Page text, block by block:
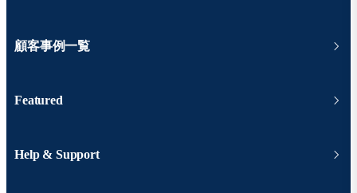
顧客事例一覧
Featured
Help & Support